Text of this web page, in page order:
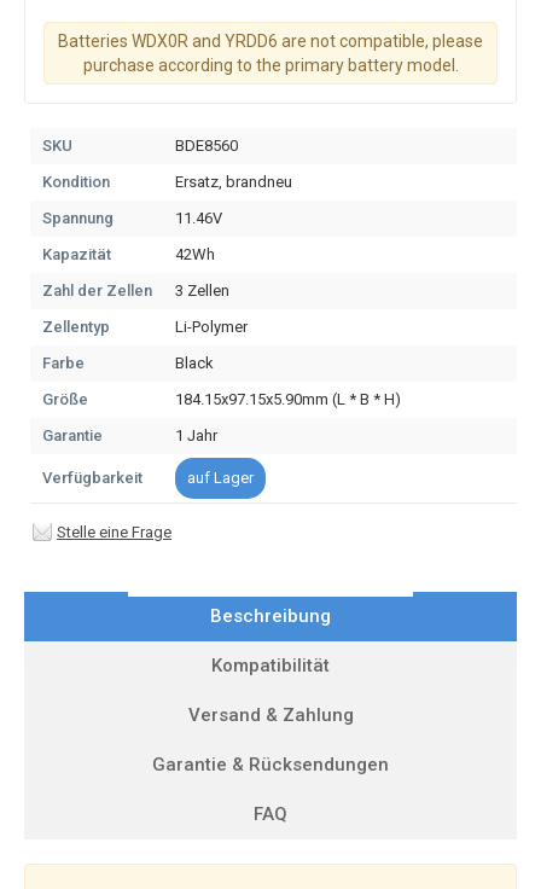
Batteries WDX0R and YRDD6 are not compatible, please
purchase according to the primary battery model.
SKU
BDE8560
Kondition
Ersatz, brandneu
Spannung
11.46V
Kapazität
42Wh
Zahl der Zellen
3 Zellen
Zellentyp
Li-Polymer
Farbe
Black
Größe
184.15x97.15x5.90mm (L * B * H)
Garantie
1 Jahr
Verfügbarkeit auf Lager
Stelle eine Frage
Beschreibung
Kompatibilität
Versand & Zahlung
Garantie & Rücksendungen
FAQ